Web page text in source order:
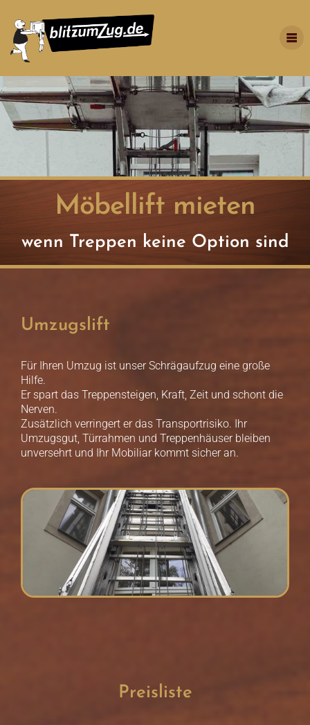
Möbellift mieten
wenn Treppen keine Option sind
Umzugslift
Für Ihren Umzug ist unser Schrägaufzug eine große
Hilfe.
Er spart das Treppensteigen, Kraft, Zeit und schont die
Nerven.
Zusätzlich verringert er das Transportrisiko. Ihr
Umzugsgut, Türrahmen und Treppenhäuser bleiben
unversehrt und Ihr Mobiliar kommt sicher an.
Preisliste